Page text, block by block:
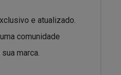
e atualizado.
comunidade
marca.